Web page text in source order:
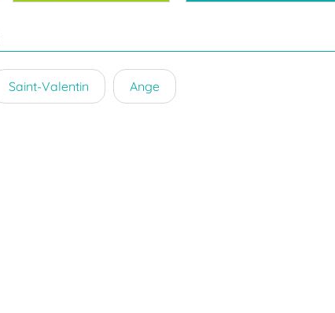
Saint-Valentin Ange